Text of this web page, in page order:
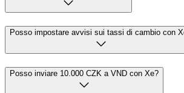
Posso impostare avvisi sui tassi di cambio con
Posso inviare 10.000 CZK a VND con Xe?